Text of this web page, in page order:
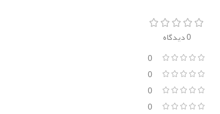
0 دیدگاه
0
0
0
0